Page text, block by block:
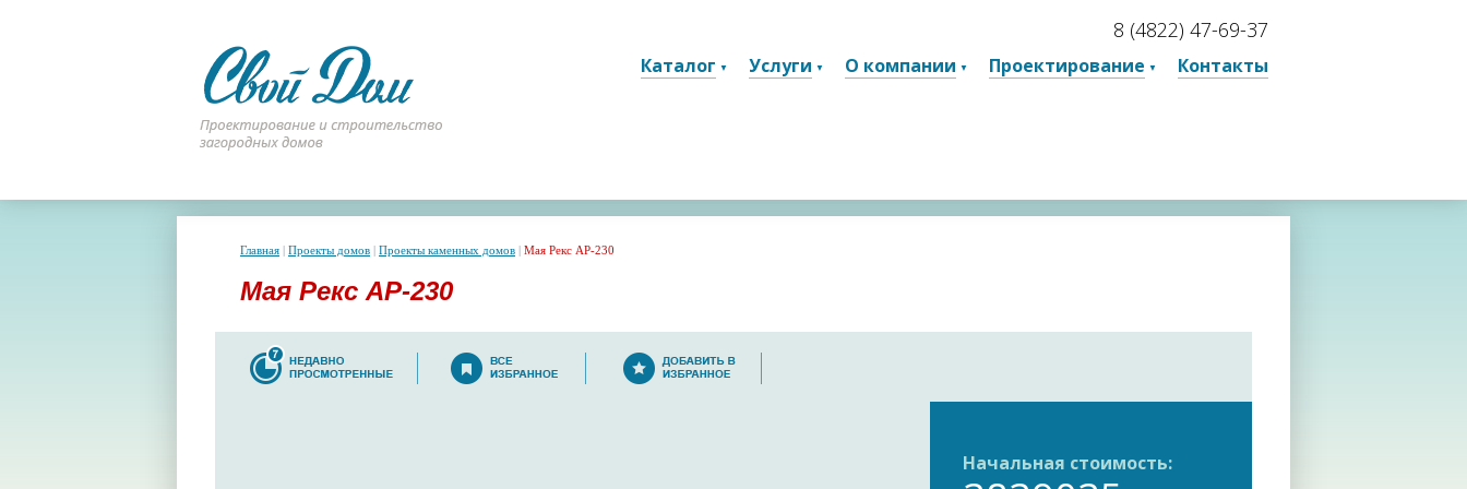
8 (4822) 47-69-37
Каталог Услуги О компании Проектирование Контакты
Главная | Проекты домов | Проекты каменных домов | Мая Рекс АР-230
Мая Рекс АР-230
Начальная стоимость: